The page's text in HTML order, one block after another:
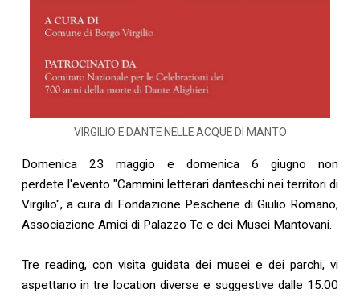
VIRGILIO E DANTE NELLE ACQUE DI MANTO
Domenica 23 maggio e domenica 6 giugno non
perdete l'evento "Cammini letterari danteschi nei territori di
Virgilio", a cura di Fondazione Pescherie di Giulio Romano,
Associazione Amici di Palazzo Te e dei Musei Mantovani.
Tre reading, con visita guidata dei musei e dei parchi, vi
aspettano in tre location diverse e suggestive dalle 15:00